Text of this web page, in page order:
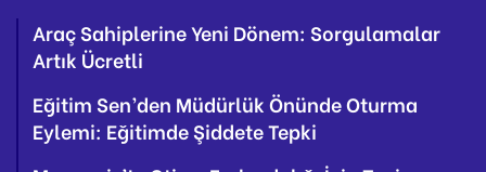
Araç Sahiplerine Yeni Dönem: Sorgulamalar
Artık Ücretli
Eğitim Sen’den Müdürlük Önünde Oturma
Eylemi: Eğitimde Şiddete Tepki